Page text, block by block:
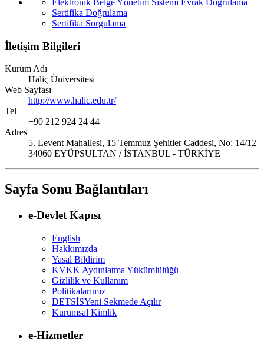
Elektronik Belge Yönetim Sistemi Evrak Doğrulama
Sertifika Doğrulama
Sertifika Sorgulama
İletişim Bilgileri
Kurum Adı
Haliç Üniversitesi
Web Sayfası
http://www.halic.edu.tr/
Tel
+90 212 924 24 44
Adres
5. Levent Mahallesi, 15 Temmuz Şehitler Caddesi, No: 14/12
34060 EYÜPSULTAN / İSTANBUL - TÜRKİYE
Sayfa Sonu Bağlantıları
e-Devlet Kapısı
English
Hakkımızda
Yasal Bildirim
KVKK Aydınlatma Yükümlülüğü
Gizlilik ve Kullanım
Politikalarımız
DETSİSYeni Sekmede Açılır
Kurumsal Kimlik
e-Hizmetler